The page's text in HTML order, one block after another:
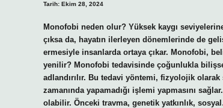
Tarih: Ekim 28, 2024
Monofobi neden olur? Yüksek kaygı
çıksa da, hayatın ilerleyen dönemlerinde de
ermesiyle insanlarda ortaya çıkar. Monofobi,
yenilir? Monofobi tedavisinde çoğunlukla
adlandırılır. Bu tedavi yöntemi, fizyolojik
zamanında yapamadığı işlemi yapmasını
olabilir. Önceki travma, genetik yatkınlık,